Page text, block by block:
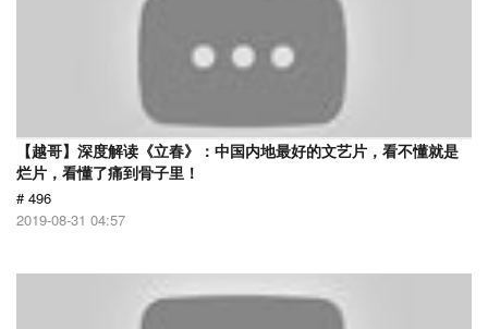
【越哥】深度解读《立春》：中国内地最好的文艺片，看不懂就是
烂片，看懂了痛到骨子里！
# 496
2019-08-31 04:57